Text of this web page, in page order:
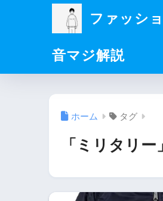
ファッシ
音マジ解説
ホーム タグ
「ミリタリ